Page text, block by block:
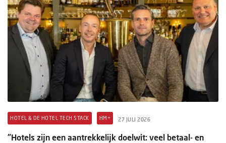
HOTEL & DE HOTEL TECH STACK HM+ 27 JULI 2026
"Hotels zijn een aantrekkelijk doelwit: veel betaal- en